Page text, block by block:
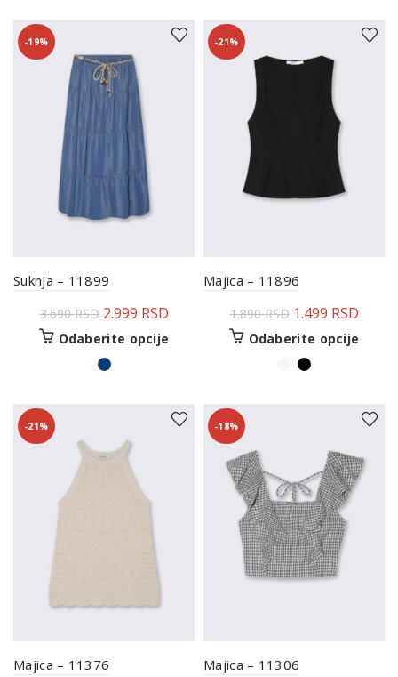
-19%
Suknja – 11899
3.690RSD 2.999 RSD
Odaberite opcije
-21%
Majica – 11896
1.890RSD 1.499 RSD
Odaberite opcije
-21%
Majica – 11376
-18%
Majica – 11306